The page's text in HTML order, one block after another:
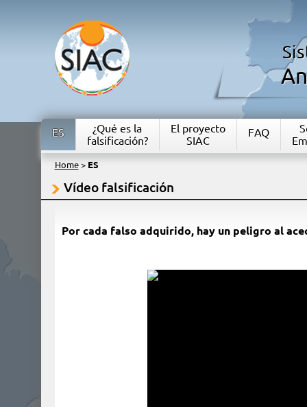
ES
¿Qué es la
falsificación?
El proyecto
SIAC
FAQ
Home> ES
Vídeo falsificación
Por cada falso adquirido, hay un peligro al